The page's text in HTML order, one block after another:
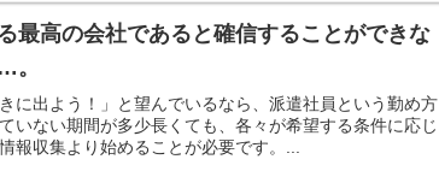
最高の会社であると確信することができな
。
に出よう！」と望んでいるなら、派遣社員という勤め方
いない期間が多少長くても、各々が希望する条件に応じ
報収集より始めることが必要です。...